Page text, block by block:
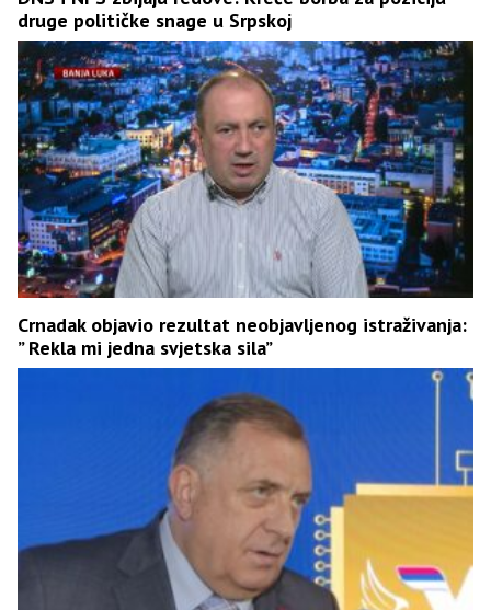
druge političke snage u Srpskoj
Crnadak objavio rezultat neobjavljenog istraživanja:
” Rekla mi jedna svjetska sila”